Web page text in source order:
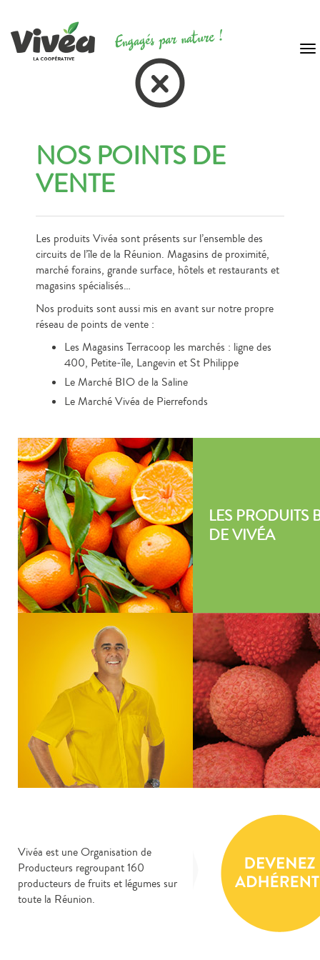
NOS POINTS DE
VENTE
Les produits Vivéa sont présents sur l’ensemble des
circuits de l’île de la Réunion. Magasins de proximité,
marché forains, grande surface, hôtels et restaurants et
magasins spécialisés…
Nos produits sont aussi mis en avant sur notre propre
réseau de points de vente :
Les Magasins Terracoop les marchés : ligne des
400, Petite-île, Langevin et St Philippe
Le Marché BIO de la Saline
Le Marché Vivéa de Pierrefonds
LES PRODUITS
DE VIVÉA
Vivéa est une Organisation de
Producteurs regroupant 160
producteurs de fruits et légumes sur
toute la Réunion.